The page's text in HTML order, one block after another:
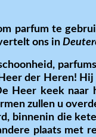
parfum te
ons in
der Heren!
Heer keek
zullen u
binnenin die
plaats met